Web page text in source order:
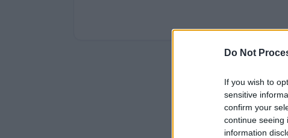
Do Not
If you wish to
sensitive
confirm your
continue seeing
information